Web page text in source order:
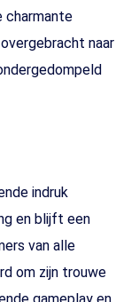
charmante
naar
indruk
en blijft een
van alle
om zijn trouwe